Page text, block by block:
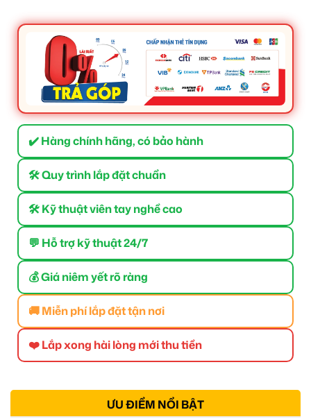
✔️ Hàng chính hãng, có bảo hành
🛠 Quy trình lắp đặt chuẩn
🛠 Kỹ thuật viên tay nghề cao
💬 Hỗ trợ kỹ thuật 24/7
💰 Giá niêm yết rõ ràng
🚚 Miễn phí lắp đặt tận nơi
❤️ Lắp xong hài lòng mới thu tiền
ƯU ĐIỂM NỔI BẬT